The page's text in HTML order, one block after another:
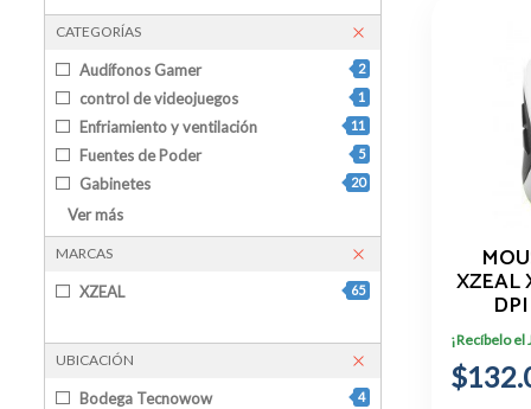
CATEGORÍAS
Audífonos Gamer 2
control de videojuegos 1
Enfriamiento y ventilación 11
Fuentes de Poder 5
Gabinetes 20
Kit de Teclado y Mouse
Monitores 7
Mouse 2
Sillas Gamer
Ver más
MARCAS
XZEAL 65
UBICACIÓN
Bodega Tecnowow 4
XZEAL
¡Recíbelo el